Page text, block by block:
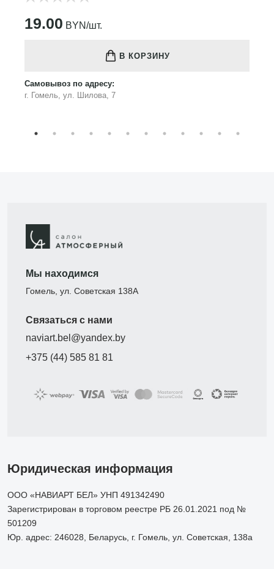
19.00 BYN/шт.
В КОРЗИНУ
Самовывоз по адресу:
г. Гомель, ул. Шилова, 7
Мы находимся
Гомель, ул. Советская 138А
Связаться с нами
naviart.bel@yandex.by
+375 (44) 585 81 81
Юридическая информация
ООО «НАВИАРТ БЕЛ» УНП 491342490
Зарегистрирован в торговом реестре РБ 26.01.2021 под №
501209
Юр. адрес: 246028, Беларусь, г. Гомель, ул. Советская, 138а